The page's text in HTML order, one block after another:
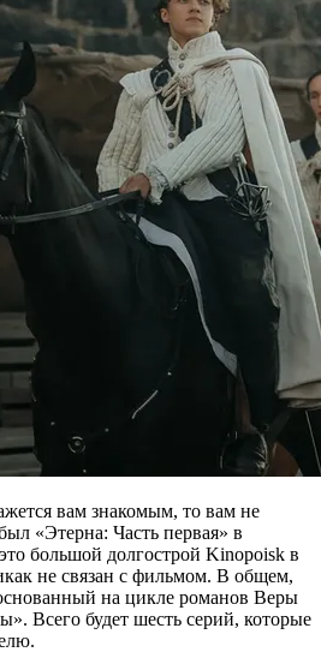
вам знакомым, то вам не
«Этерна: Часть первая» в
большой долгострой Kinopoisk в
не связан с фильмом. В общем,
на цикле романов Веры
Всего будет шесть серий, которые